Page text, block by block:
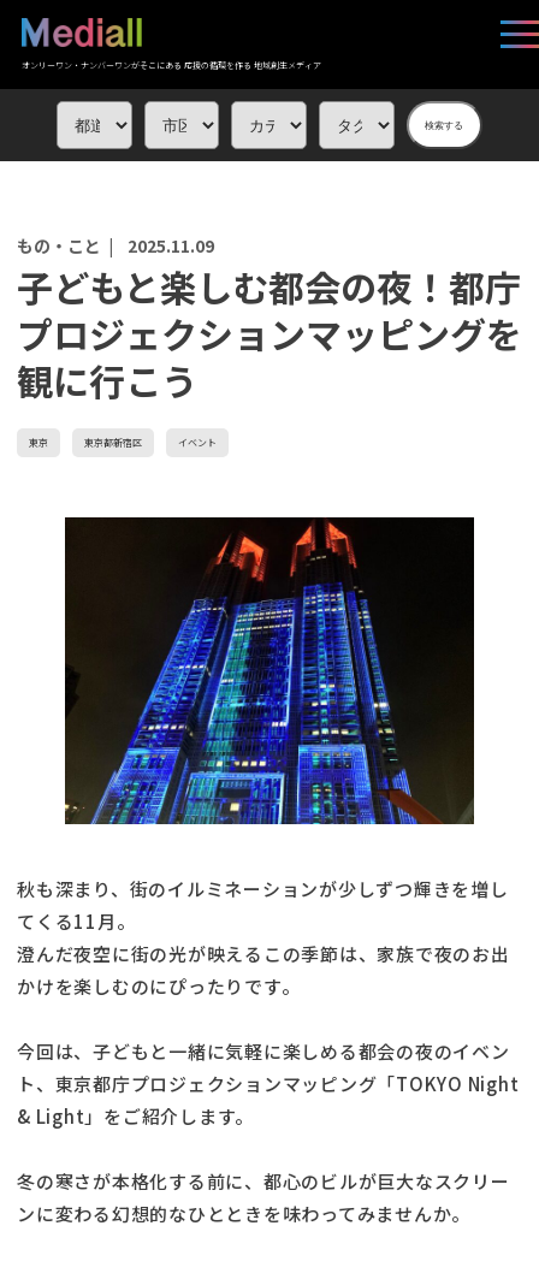
オンリーワン・ナンバーワンがそこにある 応援の循環を作る 地域創生メディア
検索する
もの・こと | 2025.11.09
子どもと楽しむ都会の夜！都庁
プロジェクションマッピングを
観に行こう
東京 東京都新宿区 イベント
秋も深まり、街のイルミネーションが少しずつ輝きを増し
てくる11月。
澄んだ夜空に街の光が映えるこの季節は、家族で夜のお出
かけを楽しむのにぴったりです。
今回は、子どもと一緒に気軽に楽しめる都会の夜のイベン
ト、東京都庁プロジェクションマッピング「TOKYO Night
& Light」をご紹介します。
冬の寒さが本格化する前に、都心のビルが巨大なスクリー
ンに変わる幻想的なひとときを味わってみませんか。